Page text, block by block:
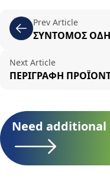
Prev Article
ΣΥΝΤΟΜΟΣ
Next Article
ΠΕΡΙΓΡΑΦΗ
Need additional